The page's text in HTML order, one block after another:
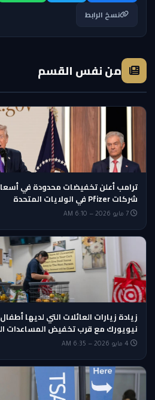
نسخ الرابط
من نفس القسم
ترامب أعلن تخفيضات محدودة في أسعار
شركات Pfizer في الولايات المتحدة
زيادة زيارات العائلات التي لديها
نيويورك مع قرب تخفيض المساعدات